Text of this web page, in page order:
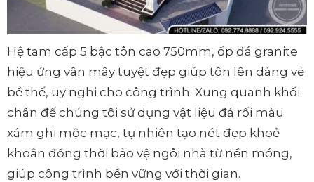
Hệ tam cấp 5 bậc tôn cao 750mm, ốp đá granite
hiệu ứng vân mây tuyệt đẹp giúp tôn lên dáng vẻ
bề thế, uy nghi cho công trình. Xung quanh khối
chân đế chúng tôi sử dụng vật liệu đá rối màu
xám ghi mộc mạc, tự nhiên tạo nét đẹp khoẻ
khoắn đồng thời bảo vệ ngôi nhà từ nền móng,
giúp công trình bền vững với thời gian.